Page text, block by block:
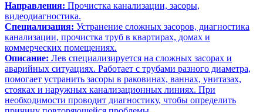
Направления: Прочистка канализации, засоры,
видеодиагностика.
Специализация: Устранение сложных засоров, диагностика
канализации, прочистка труб в квартирах, домах и
коммерческих помещениях.
Описание: Лев специализируется на сложных засорах и
аварийных ситуациях. Работает с трубами разного диаметра,
помогает устранить засоры в раковинах, ваннах, унитазах,
стояках и наружных канализационных линиях. При
необходимости проводит диагностику, чтобы определить